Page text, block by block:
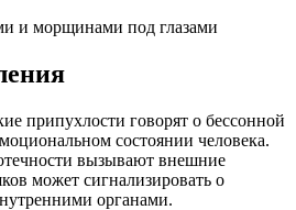
припухлости говорят о бессонной
состоянии человека.
вызывают внешние
может сигнализировать о
органами.